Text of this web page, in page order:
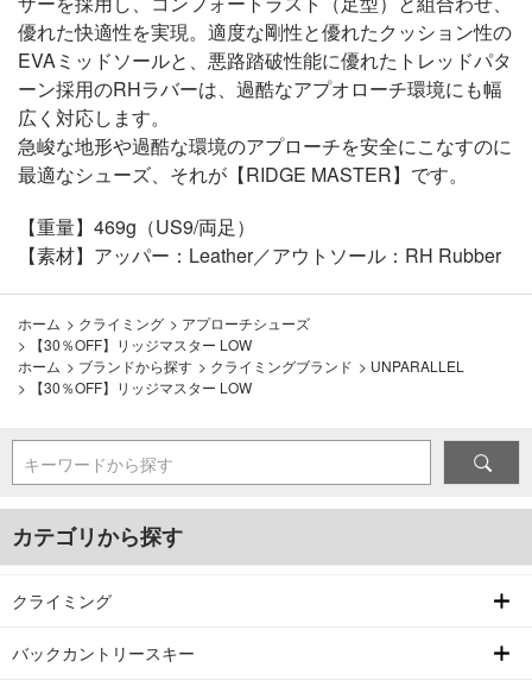
優れた快適性を実現。適度な剛性と優れたクッション性の
EVAミッドソールと、悪路踏破性能に優れたトレッドパタ
ーン採用のRHラバーは、過酷なアプオローチ環境にも幅
広く対応します。
急峻な地形や過酷な環境のアプローチを安全にこなすのに
最適なシューズ、それが【RIDGE MASTER】です。
【重量】469g（US9/両足）
【素材】アッパー：Leather／アウトソール：RH Rubber
ホーム > クライミング > アプローチシューズ
>
【30％OFF】リッジマスター LOW
ホーム > ブランドから探す > クライミングブランド > UNPARALLEL
>
【30％OFF】リッジマスター LOW
キーワードから探す
カテゴリから探す
クライミング
バックカントリースキー